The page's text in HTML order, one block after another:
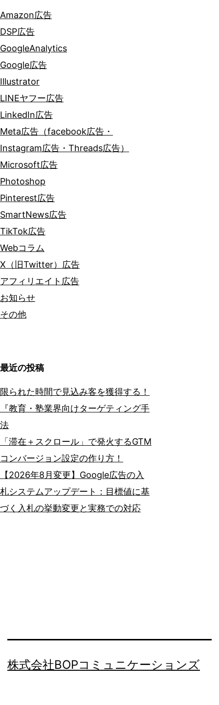
Amazon広告
DSP広告
GoogleAnalytics
Google広告
Illustrator
LINEヤフー広告
LinkedIn広告
Meta広告（facebook広告・
Instagram広告・Threads広告）
Microsoft広告
Photoshop
Pinterest広告
SmartNews広告
TikTok広告
Webコラム
X（旧Twitter）広告
アフィリエイト広告
お知らせ
その他
最近の投稿
限られた時間で見込み客を獲得する！
『教育・塾業界向けターゲティング手
法
「滞在＋スクロール」で発火するGTM
コンバージョン設定の作り方！
【2026年8月変更】Google広告の入
札システムアップデート：目標値に基
づく入札の挙動変更と実務での対応
株式会社BOPコミュニケーションズ